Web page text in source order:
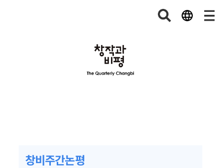
창비주간논평